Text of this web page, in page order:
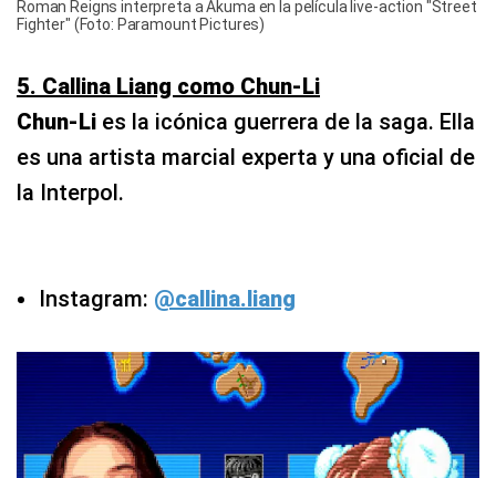
Roman Reigns interpreta a Akuma en la película live-action "Street
Fighter" (Foto: Paramount Pictures)
5. Callina Liang como Chun-Li
Chun-Li es la icónica guerrera de la saga. Ella
es una artista marcial experta y una oficial de
la Interpol.
Instagram: @callina.liang